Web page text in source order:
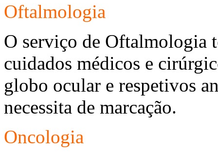
Oftalmologia
O serviço de Oftalmologia
cuidados médicos e
globo ocular e respetivos
necessita de marcação.
Oncologia